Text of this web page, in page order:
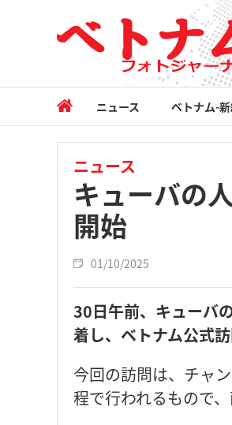
ニュース ベトナム-
ニュース
キューバの
開始
01/10/2025
30日午前、キューバ
着し、ベトナム公式
今回の訪問は、チャ
程で行われるもので